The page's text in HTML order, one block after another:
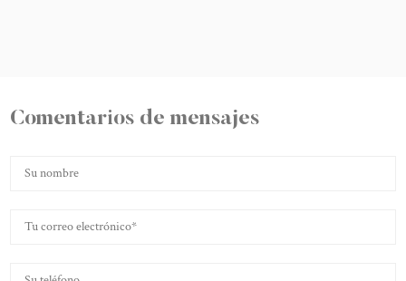
Comentarios de mensajes